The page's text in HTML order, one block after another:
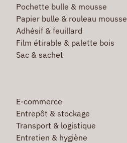
Pochette bulle & mousse
Papier bulle & rouleau mousse
Adhésif & feuillard
Film étirable & palette bois
Sac & sachet
E-commerce
Entrepôt & stockage
Transport & logistique
Entretien & hygiène